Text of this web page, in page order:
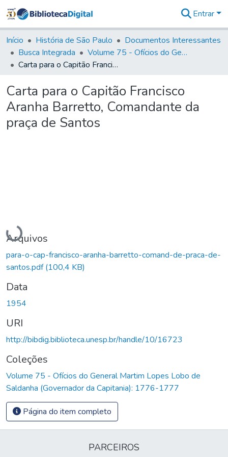
&
Coleções
Tudo na
Biblioteca
Estatísticas
Entrar
Início História de São Paulo
Documentos Interessantes
Busca Integrada
Volume 75 - Ofícios do General Martim Lopes Lobo de Saldanha (Governador da Capitania): 1776-1777
Carta para o Capitão Francisco Aranha Barretto, Comandante da praça de Santos
Carta para o Capitão Francisco
Aranha Barretto, Comandante da
praça de Santos
Carregando...
Arquivos
para-o-cap-francisco-aranha-barretto-comand-de-praca-de-
santos.pdf(100,4 KB)
Data
1954
URI
http://bibdig.biblioteca.unesp.br/handle/10/16723
Coleções
Volume 75 - Ofícios do General Martim Lopes Lobo de
Saldanha (Governador da Capitania): 1776-1777
Página do item completo
PARCEIROS